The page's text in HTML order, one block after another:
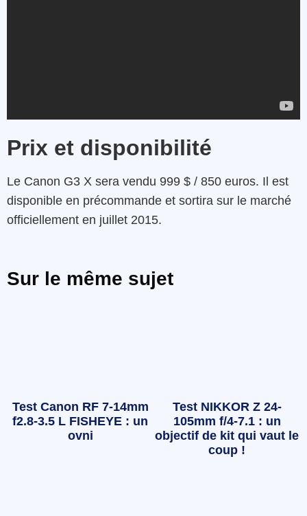
Prix et disponibilité
Le Canon G3 X sera vendu 999 $ / 850 euros. Il est
disponible en précommande et sortira sur le marché
officiellement en juillet 2015.
Sur le même sujet
Test Canon RF 7-14mm
f2.8-3.5 L FISHEYE : un
ovni
Test NIKKOR Z 24-
105mm f/4-7.1 : un
objectif de kit qui vaut le
coup !